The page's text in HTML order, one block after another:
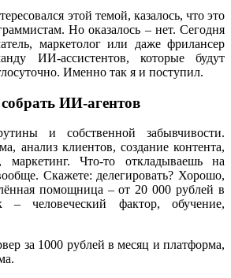
этой темой, казалось, что это
Но оказалось – нет. Сегодня
маркетолог или даже фрилансер
ИИ-ассистентов, которые будут
Именно так я и поступил.
ИИ-агентов
и собственной забывчивости.
анализ клиентов, создание контента,
маркетинг. Что‑то откладываешь на
Скажете: делегировать? Хорошо,
помощница – от 20 000 рублей в
человеческий фактор, обучение,
за 1000 рублей в месяц и платформа,